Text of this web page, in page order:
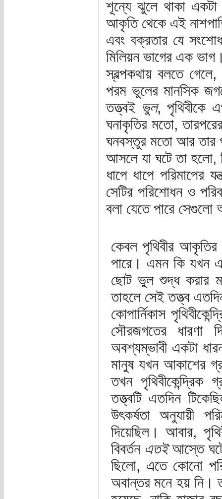
শূন্যে ঝুলে থাকা
আকৃতি থেকে এই
এবং বক্রতার যে
মিলিয়ন ভাগের এক
স্বল্পকথায় বলতে
পরম ভুলের মানসিক
তত্ত্বই ভুল, পৃথিবীকে
ঘনাকৃতির মতো,
ঘনবস্তুর মতো আর তার
আসলে যা ঘটে তা হলো,
ধাপে ধাপে পরিমাপের
সেটির পরিশোধন ও
বলা যেতে পারে সেগুলো
কেবল পৃথিবীর আকৃতির
পারে। এমন কি যখন
ছোট ভুল শুদ্ধ করার
তাহলে সেই তত্ত্ব
কোপার্নিকাস
সৌরজগতের ধারণা
অবশ্যম্ভাবী একটা
মানুষ যখন আকাশের
তখন পৃথিবীকেন্দ্রিক
তত্ত্বটি এতদিন
উৎকর্ষতা অনুযায়ী
দিয়েছিল। আবার,
বিবর্তন এতইআস্তে
ছিলো, এতে কোনো
অবান্তর মনে হয় নি।